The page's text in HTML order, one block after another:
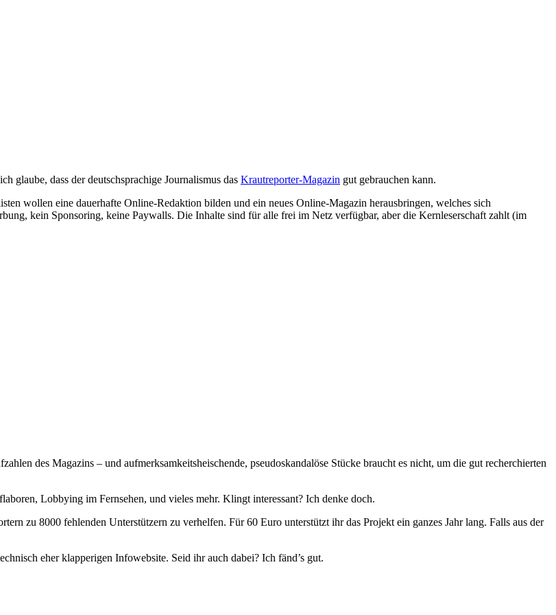
glaube, dass der deutschsprachige Journalismus das Krautreporter-Magazin gut gebrauchen kann.
wollen eine dauerhafte Online-Redaktion bilden und ein neues Online-Magazin herausbringen, welches sich
kein Sponsoring, keine Paywalls. Die Inhalte sind für alle frei im Netz verfügbar, aber die Kernleserschaft zahlt (im
des Magazins – und aufmerksamkeitsheischende, pseudoskandalöse Stücke braucht es nicht, um die gut recherchierten
Lobbying im Fernsehen, und vieles mehr. Klingt interessant? Ich denke doch.
zu 8000 fehlenden Unterstützern zu verhelfen. Für 60 Euro unterstützt ihr das Projekt ein ganzes Jahr lang. Falls aus der
eher klapperigen Infowebsite. Seid ihr auch dabei? Ich fänd’s gut.